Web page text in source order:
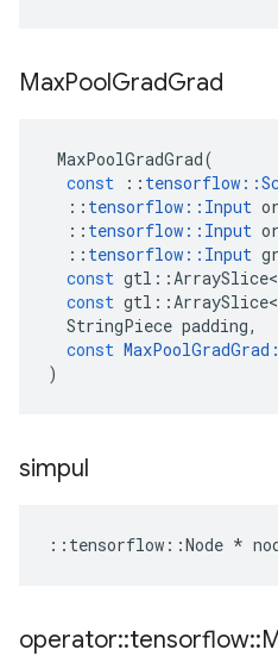
MaxPoolGradGrad
MaxPoolGradGrad(
const
:: tensorflow ::
:: tensorflow :: Input
:: tensorflow :: Input
:: tensorflow :: Input
const gtl ::ArraySlice<
const gtl ::ArraySlice<
StringPiece padding,
const MaxPoolGradGrad
)
simpul
:: tensorflow ::Node *
operator::tensorflow::